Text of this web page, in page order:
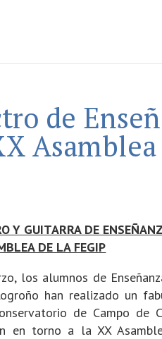
de
Asamblea
Y GUITARRA DE
DE LA FEGIP
los alumnos de
han realizado un
de Campo de
en torno a la XX